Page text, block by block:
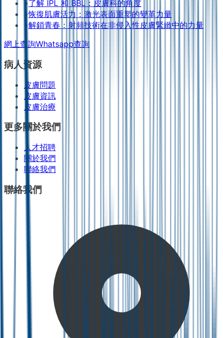
•了解 IPL 和 BBL：皮膚科的角度
•恢復肌膚活力：激光表面重塑的變革力量
•解鎖青春：射頻技術在非侵入性皮膚緊緻中的力量
網上查詢Whatsapp查詢
病人資源
皮膚問題
皮膚資訊
皮膚治療
更多關於我們
人才招聘
關於我們
聯絡我們
聯絡我們